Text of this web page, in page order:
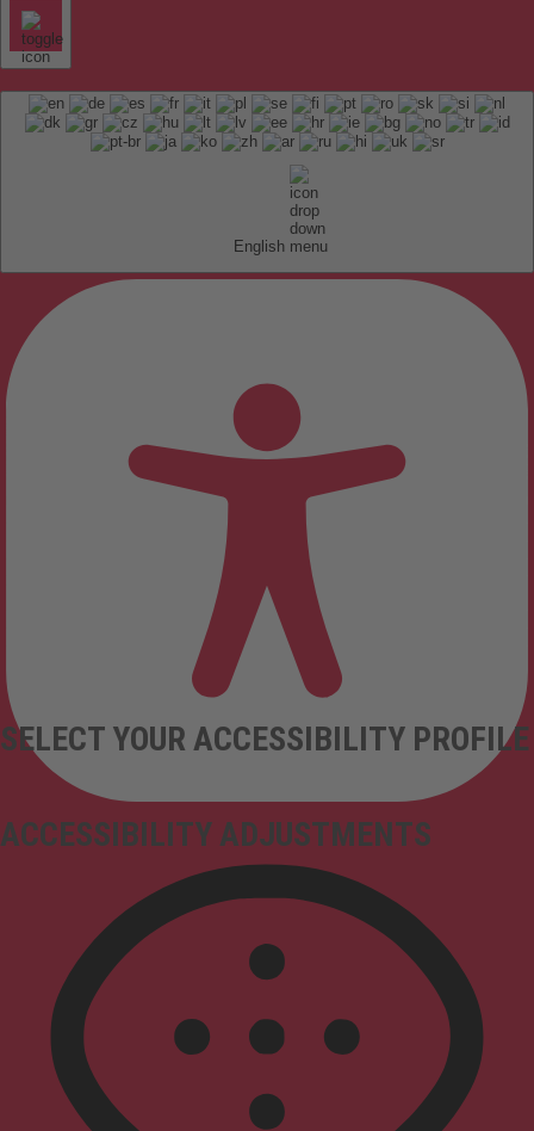
English
ACCESSIBILITY ADJUSTMENTS
SELECT YOUR ACCESSIBILITY PROFILE